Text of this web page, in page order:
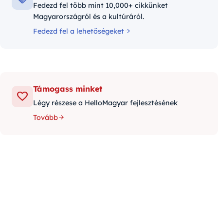
Fedezd fel több mint 10,000+ cikkünket
Magyarországról és a kultúráról.
Fedezd fel a lehetőségeket
Támogass minket
Légy részese a HelloMagyar fejlesztésének
Tovább